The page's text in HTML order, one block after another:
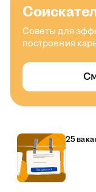
Советы для
построения
25